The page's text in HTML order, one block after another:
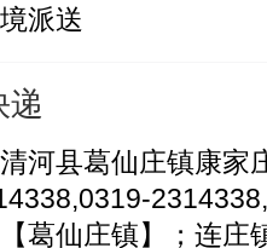
派送
递
河县葛仙庄镇康家
葛仙庄镇】；连庄